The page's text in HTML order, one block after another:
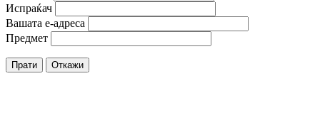
Испраќач
Вашата е-адреса
Предмет
Прати Откажи